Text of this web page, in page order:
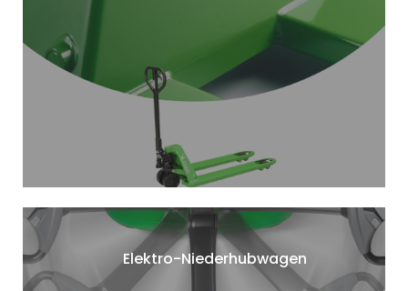
Elektro-Niederhubwagen